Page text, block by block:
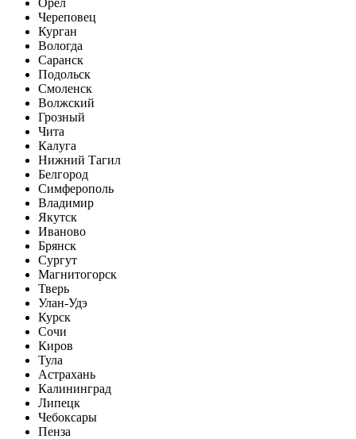
Орёл
Череповец
Курган
Вологда
Саранск
Подольск
Смоленск
Волжский
Грозный
Чита
Калуга
Нижний Тагил
Белгород
Симферополь
Владимир
Якутск
Иваново
Брянск
Сургут
Магнитогорск
Тверь
Улан-Удэ
Курск
Сочи
Киров
Тула
Астрахань
Калининград
Липецк
Чебоксары
Пенза